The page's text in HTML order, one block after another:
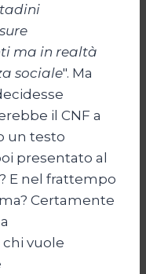
ma in realtà
sociale". Ma
il CNF a
un testo
presentato al
E nel frattempo
Certamente
vuole